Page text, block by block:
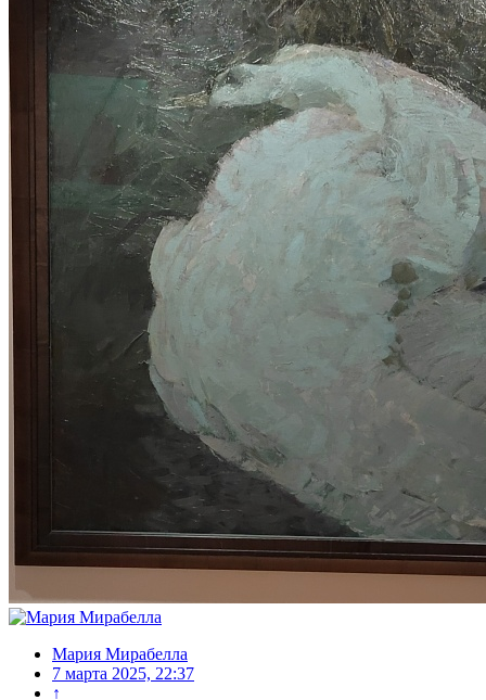
Мария Мирабелла
7 марта 2025, 22:37
↑